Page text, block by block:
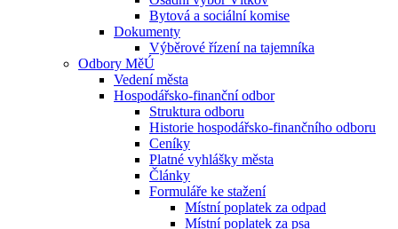
Bytová a sociální komise
Dokumenty
Výběrové řízení na tajemníka
Odbory MěÚ
Vedení města
Hospodářsko-finanční odbor
Struktura odboru
Historie hospodářsko-finančního odboru
Ceníky
Platné vyhlášky města
Články
Formuláře ke stažení
Místní poplatek za odpad
Místní poplatek za psa